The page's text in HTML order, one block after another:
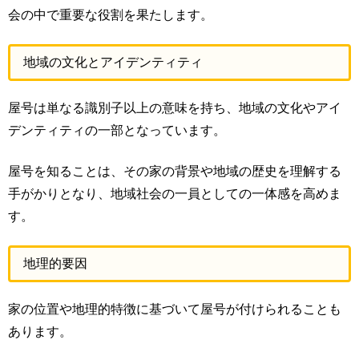
会の中で重要な役割を果たします。
地域の文化とアイデンティティ
屋号は単なる識別子以上の意味を持ち、地域の文化やアイ
デンティティの一部となっています。
屋号を知ることは、その家の背景や地域の歴史を理解する
手がかりとなり、地域社会の一員としての一体感を高めま
す。
地理的要因
家の位置や地理的特徴に基づいて屋号が付けられることも
あります。